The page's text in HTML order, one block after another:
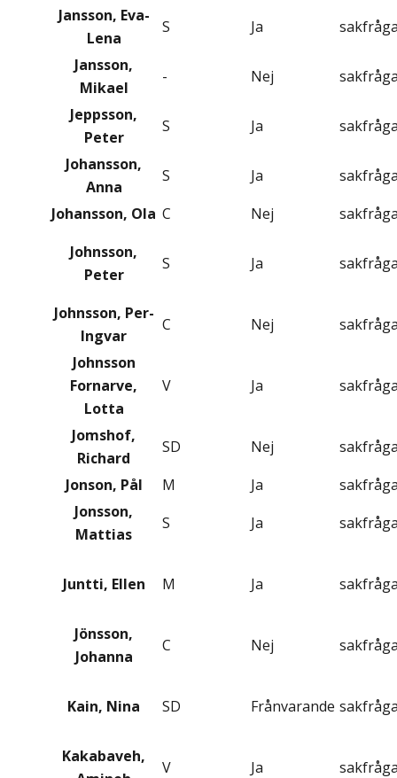
Jansson, Eva-
Lena
S Ja
Jansson,
Mikael
- Nej
Jeppsson,
Peter
S Ja
Johansson,
Anna
S Ja
Johansson, Ola C Nej
Johnsson,
Peter
S Ja
Johnsson, Per-
Ingvar
C Nej
Johnsson
Fornarve,
Lotta
V Ja
Jomshof,
Richard
SD Nej
Jonson, Pål
M Ja
Jonsson,
Mattias
S Ja
Juntti, Ellen M Ja
Jönsson,
Johanna
C Nej
Kain, Nina SD Frånvarande
Kakabaveh,
V Ja